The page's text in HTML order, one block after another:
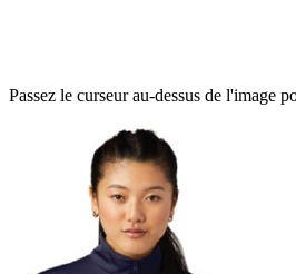
Passez le curseur au-dessus de l'image